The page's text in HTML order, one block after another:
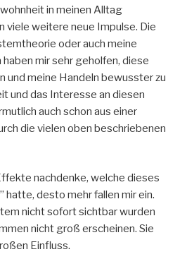
in meinen Alltag
viele weitere neue Impulse. Die
oder auch meine
mir sehr geholfen, diese
und meine Handeln bewusster zu
und das Interesse an diesen
auch schon aus einer
die vielen oben beschriebenen
nachdenke, welche dieses
hatte, desto mehr fallen mir ein.
nicht sofort sichtbar wurden
nicht groß erscheinen. Sie
Einfluss.